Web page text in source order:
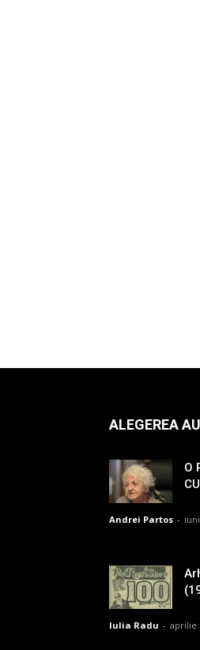
ALEGEREA
O
Andrei Partos -
Iulia Radu - aprilie